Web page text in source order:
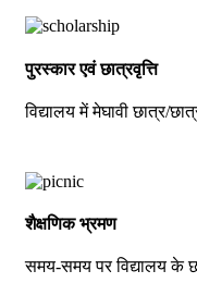
पुरस्कार एवं छात्रवृत्ति
विद्यालय में मेघावी छात्र/
शैक्षणिक भ्रमण
समय-समय पर विद्यालय के